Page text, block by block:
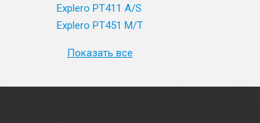
Explero PT411 A/S
Explero PT451 M/T
Показать все